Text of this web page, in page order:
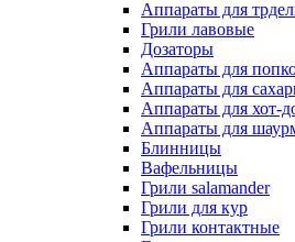
Аппараты для
Грили лавовые
Дозаторы
Аппараты для
Аппараты для
Аппараты для хот-
Аппараты для
Блинницы
Вафельницы
Грили salamander
Грили для кур
Грили контактные